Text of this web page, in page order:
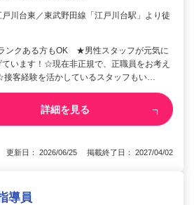
川台東／東武野田線「江戸川台駅」より徒
ンクある方もOK ★男性スタッフが元気に
います！☆現在非正規で、正職員をお考え
客経験を活かしているスタッフもい…
詳細を見る
更新日： 2026/06/25 掲載終了日： 2027/04/02
導員